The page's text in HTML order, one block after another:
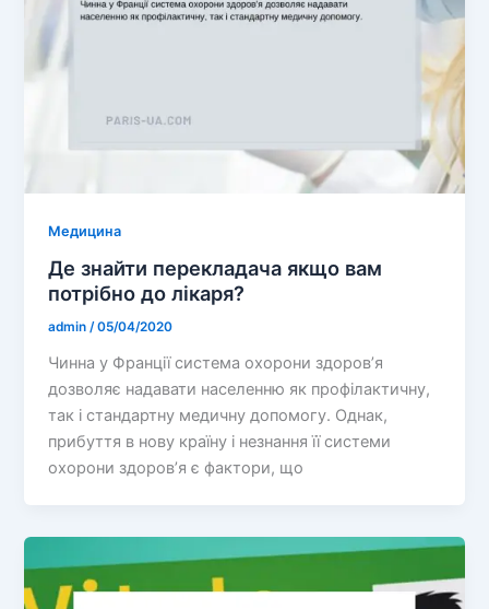
Медицина
Де знайти перекладача якщо вам
потрібно до лікаря?
admin/05/04/2020
Чинна у Франції система охорони здоров’я
дозволяє надавати населенню як профілактичну,
так і стандартну медичну допомогу. Однак,
прибуття в нову країну і незнання її системи
охорони здоров’я є фактори, що